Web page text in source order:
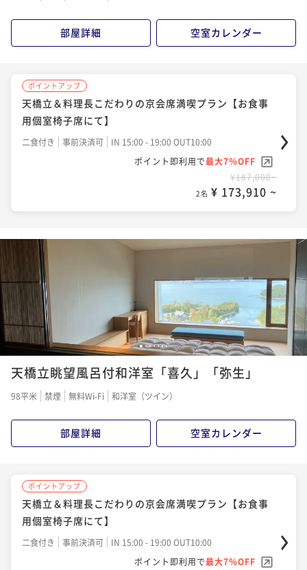
部屋詳細 空室カレンダー
ポイントアップ
天橋立＆料理長こだわりの京会席満喫プラン【お食事
用個室椅子席にて】
二食付き 事前決済可
IN 15:00 - 19:00 OUT10:00
ポイント即利用で最大7％OFF
¥187,000~
2名 ¥ 173,910 ~
1234567
天橋立眺望風呂付和洋室「喜久」「弥生」
98平米 禁煙 無料Wi-Fi 和洋室（ツイン）
部屋詳細 空室カレンダー
ポイントアップ
天橋立＆料理長こだわりの京会席満喫プラン【お食事
用個室椅子席にて】
二食付き 事前決済可
IN 15:00 - 19:00 OUT10:00
ポイント即利用で最大7％OFF